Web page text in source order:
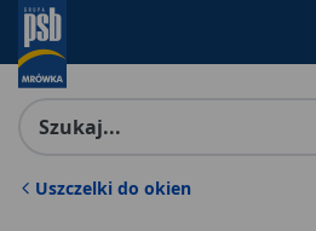
Uszczelki do okien